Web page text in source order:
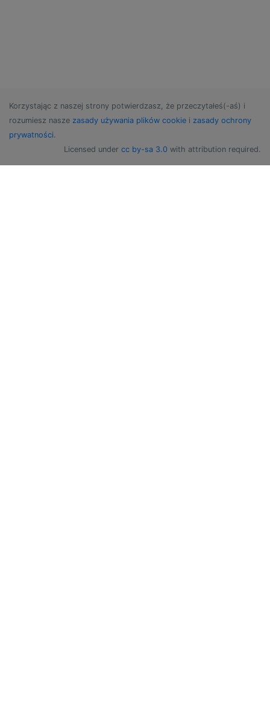
Korzystając z naszej strony potwierdzasz, że przeczytałeś(-aś) i
rozumiesz nasze zasady używania plików cookie i zasady ochrony
prywatności.
Licensed under cc by-sa 3.0 with attribution required.